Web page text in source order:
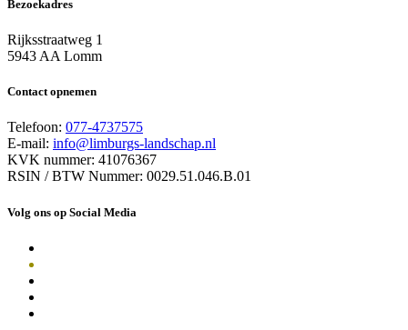
Bezoekadres
Rijksstraatweg 1
5943 AA Lomm
Contact opnemen
Telefoon: 077-4737575
E-mail: info@limburgs-landschap.nl
KVK nummer: 41076367
RSIN / BTW Nummer: 0029.51.046.B.01
Volg ons op Social Media